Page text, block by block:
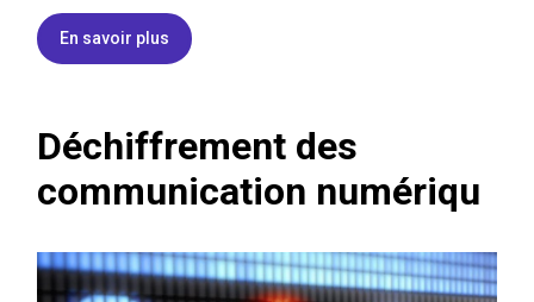
En savoir plus
Déchiffrement des
communication numériqu